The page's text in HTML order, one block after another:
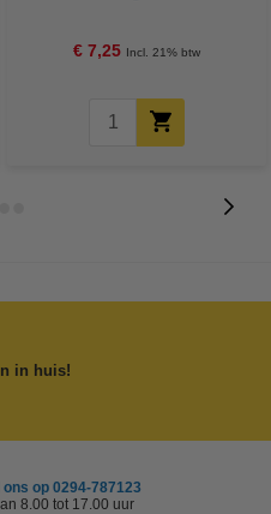
€ 7,25 Incl. 21% btw
in huis!
op 0294-787123
8.00 tot 17.00 uur